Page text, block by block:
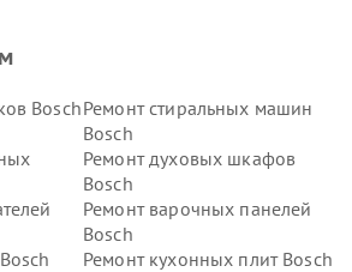
BoschРемонт стиральных машин
Bosch
Ремонт духовых шкафов
Bosch
Ремонт варочных панелей
Bosch
Ремонт кухонных плит Bosch